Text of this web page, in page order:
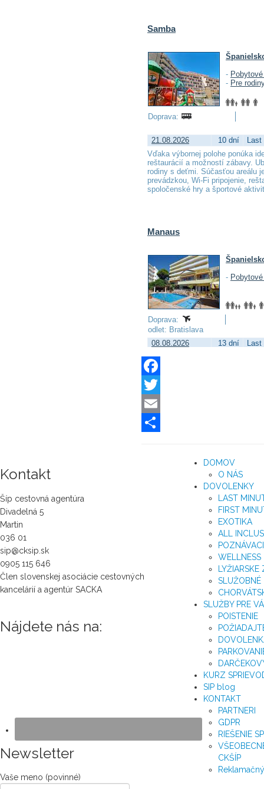
Facebook
Twitter
Email
Kontakt
Šíp cestovná agentúra
Divadelná 5
Martin
036 01
sip@cksip.sk
0905 115 646
Člen slovenskej asociácie cestovných
kancelárií a agentúr SACKA
Nájdete nás na:
Newsletter
Vaše meno (povinné)
DOMOV
O NÁS
DOVOLENKY
LAST
FIRST
EXOTIKA
ALL
SLUŽOBNÉ
SLUŽBY PRE
POISTENIE
KURZ
SIP blog
KONTAKT
PARTNERI
GDPR
RIEŠENIE
CKŠÍP